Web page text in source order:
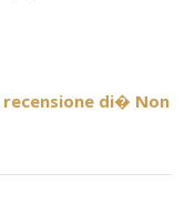
recensione di� Non